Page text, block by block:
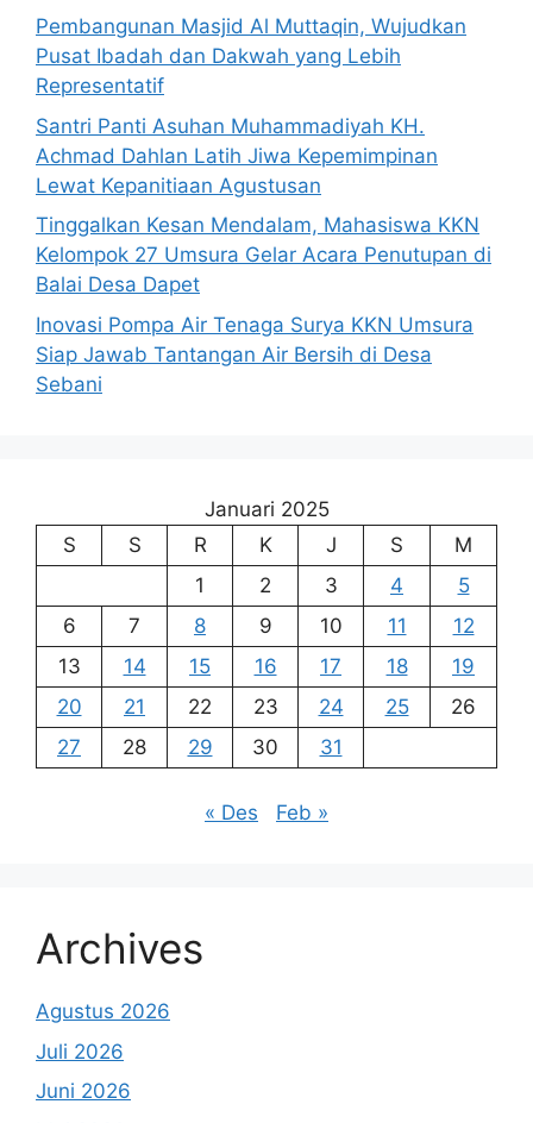
Pembangunan Masjid Al Muttaqin, Wujudkan
Pusat Ibadah dan Dakwah yang Lebih
Representatif
Santri Panti Asuhan Muhammadiyah KH.
Achmad Dahlan Latih Jiwa Kepemimpinan
Lewat Kepanitiaan Agustusan
Tinggalkan Kesan Mendalam, Mahasiswa KKN
Kelompok 27 Umsura Gelar Acara Penutupan di
Balai Desa Dapet
Inovasi Pompa Air Tenaga Surya KKN Umsura
Siap Jawab Tantangan Air Bersih di Desa
Sebani
Januari 2025
S
S R K J S
M
1
2 3 4
5
6
7 8 9 10 11
12
13
14 15 16 17 18
19
20
21 22 23 24 25
26
27
28 29 30 31
« Des Feb »
Archives
Agustus 2026
Juli 2026
Juni 2026